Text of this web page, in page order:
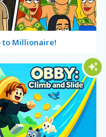
to Millionaire!